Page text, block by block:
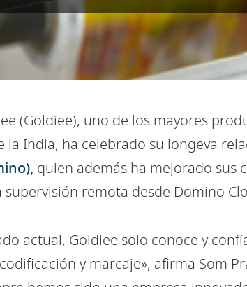
(Goldiee), uno de los mayores
la India, ha celebrado su longeva
quien además ha mejorado sus
supervisión remota desde Domino
actual, Goldiee solo conoce y
y marcaje», afirma Som